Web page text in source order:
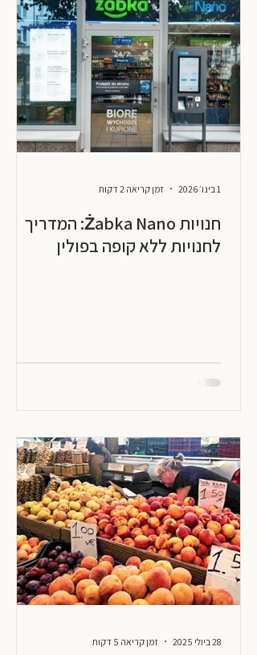
חנויות Żabka Nano: המדריך
לחנויות ללא קופה בפולין
1 בינו׳ 2026 זמן קריאה 2 דקות
28 ביולי 2025 זמן קריאה 5 דקות